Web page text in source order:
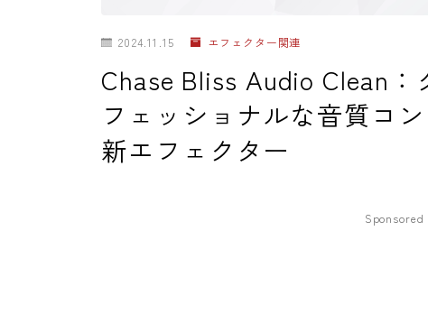
2024.11.15 エフェクター関連
Chase Bliss Audio Clean
フェッショナルな音質コ
新エフェクター
Sponsored